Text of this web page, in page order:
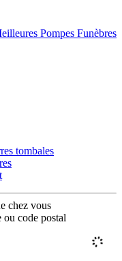
Pompes Funèbres
tombales
chez vous
ou code postal